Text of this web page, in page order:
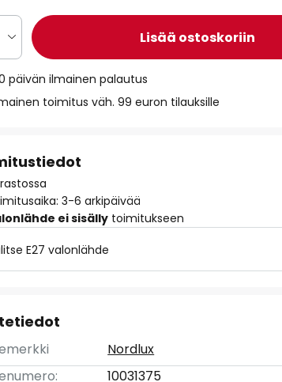
Lisää ostoskoriin
päivän ilmainen palautus
toimitus väh. 99 euron tilauksille
3-6 arkipäivää
ei sisälly toimitukseen
E27 valonlähde
Nordlux
10031375